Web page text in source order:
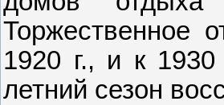
Торжественное
1920 г., и к
летний сезон